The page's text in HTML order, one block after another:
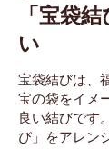
「宝袋
い
宝袋結びは、
宝の袋をイメ
良い結びです
び」をアレン